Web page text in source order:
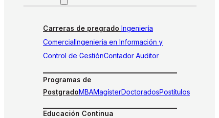
Carreras de pregrado Ingeniería
ComercialIngeniería en Información y
Control de GestiónContador Auditor
Programas de
PostgradoMBAMagísterDoctoradosPostítulos
Educación Continua